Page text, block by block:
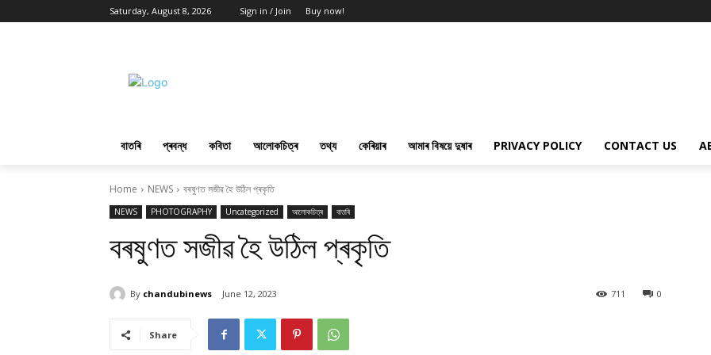
Saturday, August 8, 2026 Sign in / Join Buy now!
বাতৰি প্ৰবন্ধ কবিতা আলোকচিত্ৰ তথ্য কেৰিয়াৰ আমাৰ বিষয়ে দুষাৰ PRIVACY POLICY CONTACT US
Home NEWS বৰষুণত সজীৱ হৈ উঠিল প্ৰকৃতি
NEWS PHOTOGRAPHY Uncategorized আলোকচিত্ৰ বাতৰি
বৰষুণত সজীৱ হৈ উঠিল প্ৰকৃতি
By chandubinews June 12, 2023 0
711
Share